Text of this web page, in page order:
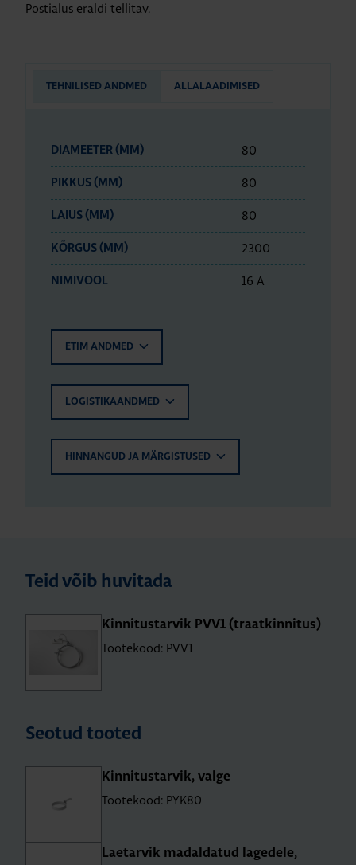
Postialus eraldi tellitav.
TEHNILISED ANDMED ALLALAADIMISED
DIAMEETER (MM) 80
PIKKUS (MM) 80
LAIUS (MM) 80
KÕRGUS (MM) 2300
NIMIVOOL 16 A
ETIM ANDMED
LOGISTIKAANDMED
HINNANGUD JA MÄRGISTUSED
Teid võib huvitada
Kin­ni­tus­tar­vik PVV1 (traat­kin­ni­tus)
Tootekood: PVV1
Seotud tooted
Kin­ni­tus­tar­vik, valge
Tootekood: PYK80
Lae­tar­vik madal­da­tud lage­dele,